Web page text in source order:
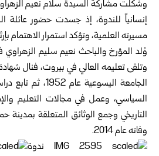
وشكلت مشاركة السيدة سلام نعيم
إنسانياً للندوة، إذ جسدت حضور عائلة
مسيرته العلمية، وتؤكد استمرار الاهتمام
وتلقى تعليمه العالي في بيروت، فنال
الجامعة اليسوعية
السياسي، وعمل في مجالات التعليم
التاريخي وجمع الوثائق المتعلقة
وفاته عام 2014.